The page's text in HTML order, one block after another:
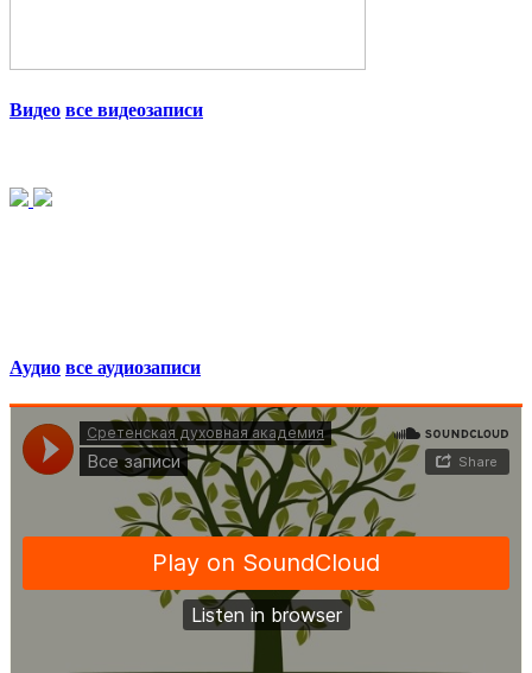
Видео все видеозаписи
Аудио все аудиозаписи